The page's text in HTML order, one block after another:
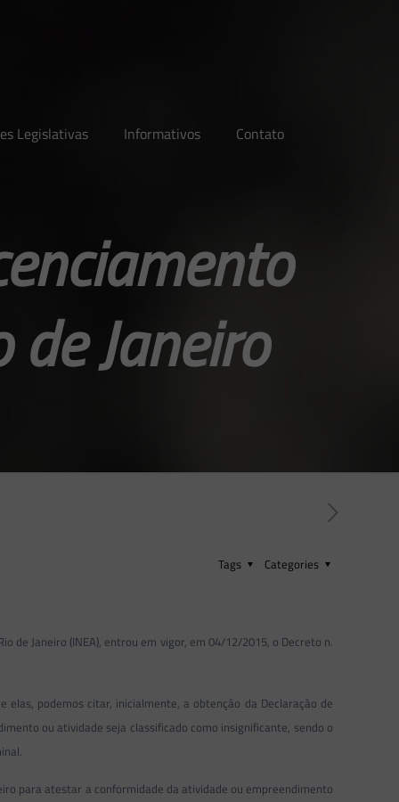
Legislativas Informativos Contato
Janeiro
Categories
Tags
de Janeiro (INEA), entrou em vigor, em 04/12/2015, o Decreto n.
podemos citar, inicialmente, a obtenção da Declaração de
ou atividade seja classificado como insignificante, sendo o
para atestar a conformidade da atividade ou empreendimento